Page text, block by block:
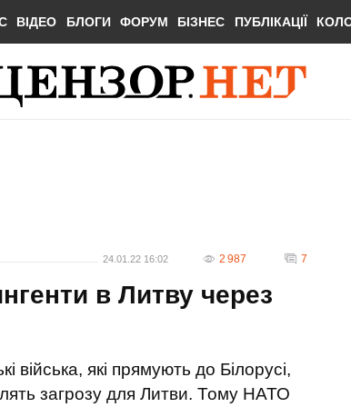
ВІДЕО БЛОГИ ФОРУМ БІЗНЕС ПУБЛІКАЦІЇ
24.01.22 16:02 2 987 7
в Литву через
війська, які прямують до Білорусі,
загрозу для Литви. Тому НАТО